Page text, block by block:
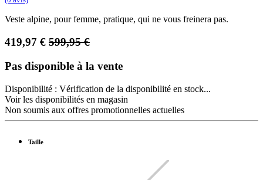
Veste alpine, pour femme, pratique, qui ne vous freinera pas.
419,97 € 599,95€
Pas disponible à la vente
Disponibilité : Vérification de la disponibilité en stock...
Voir les disponibilités en magasin
Non soumis aux offres promotionnelles actuelles
Taille